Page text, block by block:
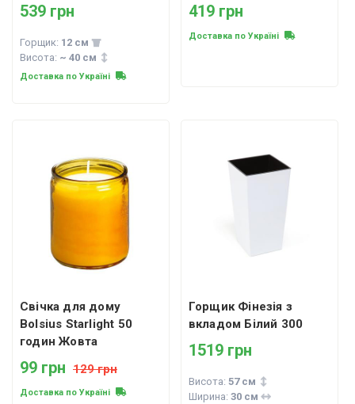
539 грн
Горщик: 12 см
Висота: ~ 40 см
Доставка по Україні
419 грн
Доставка по Україні
Свічка для дому
Bolsius Starlight 50
годин Жовта
99 грн 129 грн
Доставка по Україні
Горщик Фінезія з
вкладом Білий 300
1519 грн
Висота: 57 см
Ширина: 30 см